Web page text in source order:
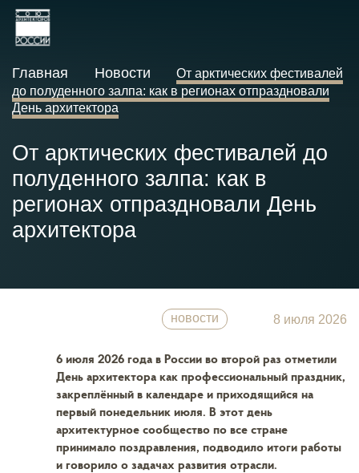
Главная Новости
От арктических фестивалей
до полуденного залпа: как в регионах отпраздновали
День архитектора
От арктических фестивалей до
полуденного залпа: как в
регионах отпраздновали День
архитектора
новости 8 июля 2026
6 июля 2026 года в России во второй раз отметили
День архитектора как профессиональный праздник,
закреплённый в календаре и приходящийся на
первый понедельник июля. В этот день
архитектурное сообщество по все стране
принимало поздравления, подводило итоги работы
и говорило о задачах развития отрасли.